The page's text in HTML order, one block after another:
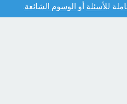
للأسئلة أو الوسوم الشائعة